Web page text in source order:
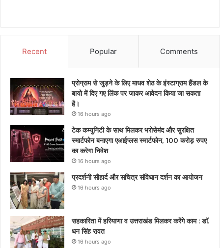
Recent Popular Comments
प्रोग्राम से जुड़ने के लिए माधव शेठ के इंस्टाग्राम हैंडल के
बायो में दिए गए लिंक पर जाकर आवेदन किया जा सकता
है।
16 hours ago
टेक कम्युनिटी के साथ मिलकर भरोसेमंद और सुरक्षित
स्मार्टफोन बनाएगा एआईप्लस स्मार्टफोन, 100 करोड़ रुपए
का करेगा निवेश
16 hours ago
प्रदर्शनी सौहार्द और सचित्र संविधान दर्शन का आयोजन
16 hours ago
सहकारिता में हरियाणा व उत्तराखंड मिलकर करेंगे काम : डाॅ.
धन सिंह रावत
16 hours ago